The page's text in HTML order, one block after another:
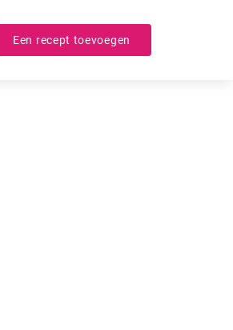
Een recept toevoegen